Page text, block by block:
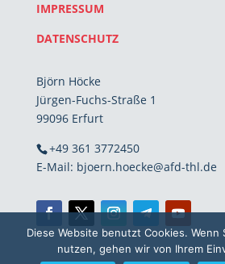
IMPRESSUM
DATENSCHUTZ
Björn Höcke
Jürgen-Fuchs-Straße 1
99096 Erfurt
+49 361 3772450
E-Mail: bjoern.hoecke@afd-thl.de
Diese Website benutzt Cookies. Wenn
nutzen, gehen wir von Ihrem